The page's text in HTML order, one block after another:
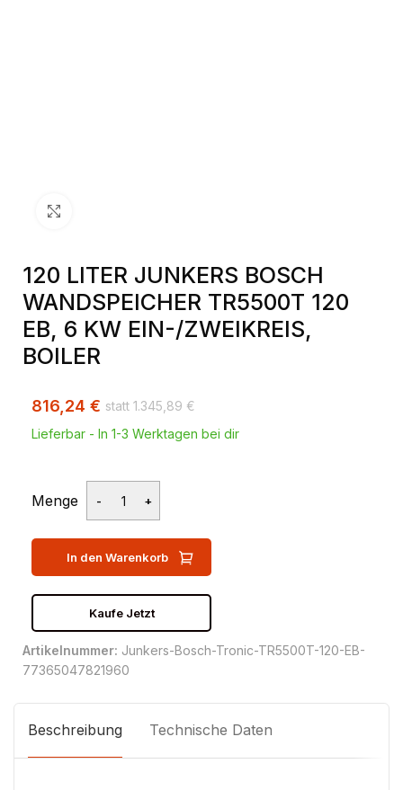
120 LITER JUNKERS BOSCH
WANDSPEICHER TR5500T 120
EB, 6 KW EIN-/ZWEIKREIS,
BOILER
1.345,89 €
816,24 €
Lieferbar - In 1-3 Werktagen bei dir
Menge
In den Warenkorb
Kaufe Jetzt
Artikelnummer: Junkers-Bosch-Tronic-TR5500T-120-EB-
77365047821960
Beschreibung Technische Daten